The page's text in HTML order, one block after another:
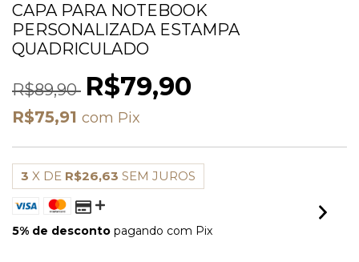
CAPA PARA NOTEBOOK
PERSONALIZADA ESTAMPA
QUADRICULADO
R$89,90 R$79,90
R$75,91 com Pix
3 X DE R$26,63 SEM JUROS
5% de desconto pagando com Pix